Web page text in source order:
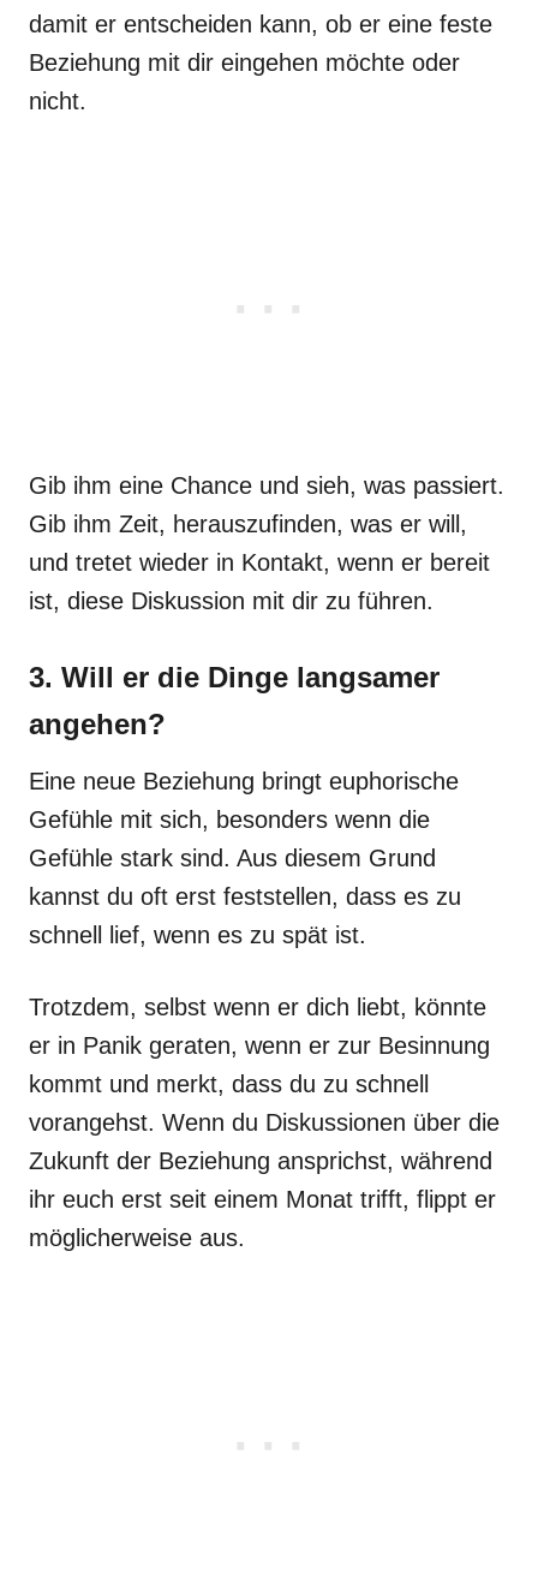
damit er entscheiden kann, ob er eine feste
Beziehung mit dir eingehen möchte oder
nicht.
Gib ihm eine Chance und sieh, was passiert.
Gib ihm Zeit, herauszufinden, was er will,
und tretet wieder in Kontakt, wenn er bereit
ist, diese Diskussion mit dir zu führen.
3. Will er die Dinge langsamer
angehen?
Eine neue Beziehung bringt euphorische
Gefühle mit sich, besonders wenn die
Gefühle stark sind. Aus diesem Grund
kannst du oft erst feststellen, dass es zu
schnell lief, wenn es zu spät ist.
Trotzdem, selbst wenn er dich liebt, könnte
er in Panik geraten, wenn er zur Besinnung
kommt und merkt, dass du zu schnell
vorangehst. Wenn du Diskussionen über die
Zukunft der Beziehung ansprichst, während
ihr euch erst seit einem Monat trifft, flippt er
möglicherweise aus.